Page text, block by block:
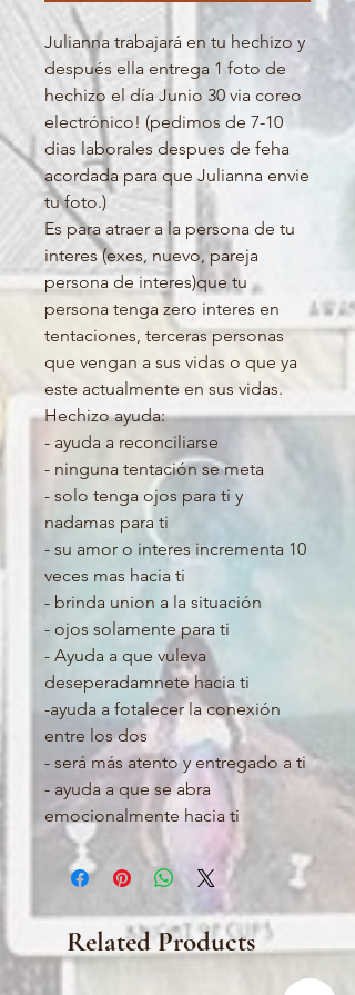
Julianna trabajará en tu hechizo y
después ella entrega 1 foto de
hechizo el día Junio 30 via coreo
electrónico! (pedimos de 7-10
dias laborales despues de feha
acordada para que Julianna envie
tu foto.)
Es para atraer a la persona de tu
interes (exes, nuevo, pareja
persona de interes)que tu
persona tenga zero interes en
tentaciones, terceras personas
que vengan a sus vidas o que ya
este actualmente en sus vidas.
Hechizo ayuda:
- ayuda a reconciliarse
- ninguna tentación se meta
- solo tenga ojos para ti y
nadamas para ti
- su amor o interes incrementa 10
veces mas hacia ti
- brinda union a la situación
- ojos solamente para ti
- Ayuda a que vuleva
deseperadamnete hacia ti
-ayuda a fotalecer la conexión
entre los dos
- será más atento y entregado a ti
- ayuda a que se abra
emocionalmente hacia ti
Related Products